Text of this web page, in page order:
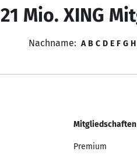
21 Mio. XING
Nachname: A B C D E F G H
Mitgliedschaften
Premium